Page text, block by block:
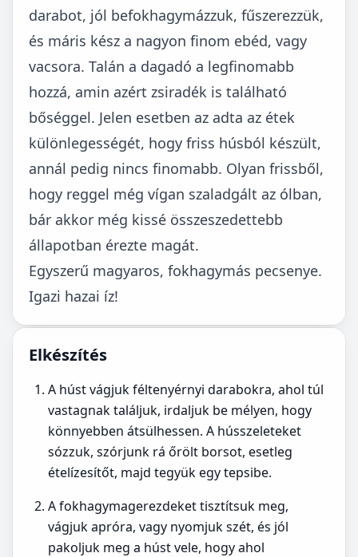
darabot, jól befokhagymázzuk, fűszerezzük,
és máris kész a nagyon finom ebéd, vagy
vacsora. Talán a dagadó a legfinomabb
hozzá, amin azért zsiradék is található
bőséggel. Jelen esetben az adta az étek
különlegességét, hogy friss húsból készült,
annál pedig nincs finomabb. Olyan frissből,
hogy reggel még vígan szaladgált az ólban,
bár akkor még kissé összeszedettebb
állapotban érezte magát.
Egyszerű magyaros, fokhagymás pecsenye.
Igazi hazai íz!
Elkészítés
A húst vágjuk féltenyérnyi darabokra, ahol túl
vastagnak találjuk, irdaljuk be mélyen, hogy
könnyebben átsülhessen. A hússzeleteket
sózzuk, szórjunk rá őrölt borsot, esetleg
ételízesítőt, majd tegyük egy tepsibe.
A fokhagymagerezdeket tisztítsuk meg,
vágjuk apróra, vagy nyomjuk szét, és jól
pakoljuk meg a húst vele, hogy ahol